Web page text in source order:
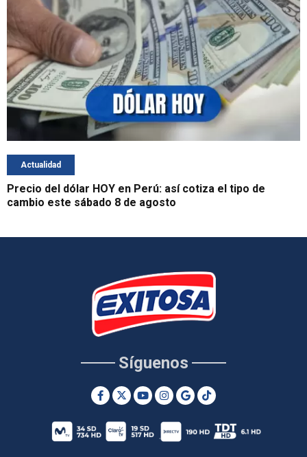
Actualidad
Precio del dólar HOY en Perú: así cotiza el tipo de
cambio este sábado 8 de agosto
Síguenos